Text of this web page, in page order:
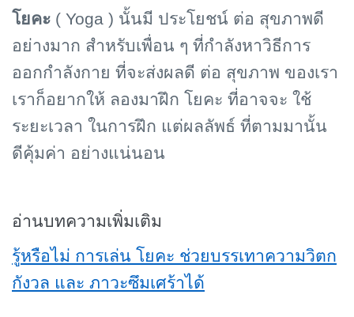
โยคะ ( Yoga ) นั้นมี ประโยชน์ ต่อ สุขภาพดี
อย่างมาก สำหรับเพื่อน ๆ ที่กำลังหาวิธีการ
ออกกำลังกาย ที่จะส่งผลดี ต่อ สุขภาพ ของเรา
เราก็อยากให้ ลองมาฝึก โยคะ ที่อาจจะ ใช้
ระยะเวลา ในการฝึก แต่ผลลัพธ์ ที่ตามมานั้น
ดีคุ้มค่า อย่างแน่นอน
อ่านบทความเพิ่มเติม
รู้หรือไม่ การเล่น โยคะ ช่วยบรรเทาความวิตก
กังวล และ ภาวะซึมเศร้าได้